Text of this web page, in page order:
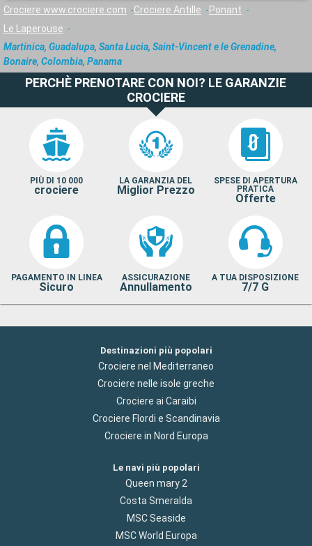
Crociere www.crociere.com Crociere Antille
Ponant
Le Laperouse
Martinica, Guadalupa, Santa Lucia, Saint-Vincent e le Grenadine,
Bonaire, Colombia, Panama
PERCHÈ PRENOTARE CON NOI? LE GARANZIE
CROCIERE
PIÙ DI 10 000
crociere
LA GARANZIA DEL
Miglior Prezzo
SPESE DI APERTURA
PRATICA
Offerte
PAGAMENTO IN LINEA
Sicuro
ASSICURAZIONE
Annullamento
A TUA DISPOSIZIONE
7/7 G
Destinazioni più popolari
Crociere nel Mediterraneo
Crociere nelle isole greche
Crociere ai Caraibi
Crociere Flordi e Scandinavia
Crociere in Nord Europa
Le navi più popolari
Queen mary 2
Costa Smeralda
MSC Seaside
MSC World Europa